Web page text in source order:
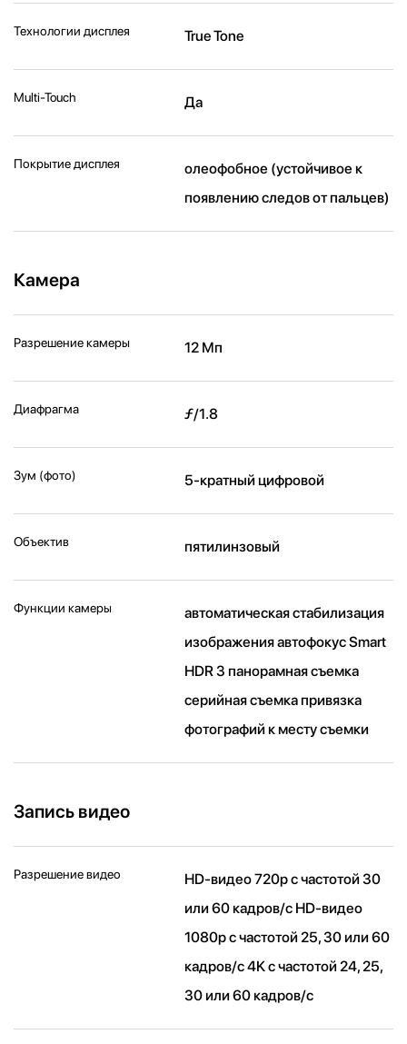
Технологии дисплея True Tone
Multi-Touch Да
Покрытие дисплея
олеофобное (устойчивое к
появлению следов от пальцев)
Камера
Разрешение камеры 12 Мп
Диафрагма ƒ/1.8
Зум (фото) 5-кратный цифровой
Объектив пятилинзовый
Функции камеры
автоматическая стабилизация
изображения автофокус Smart
HDR 3 панорамная съемка
серийная съемка привязка
фотографий к месту съемки
Запись видео
Разрешение видео
HD-видео 720p с частотой 30
или 60 кадров/ с HD-видео
1080p с частотой 25, 30 или 60
кадров/ с 4K с частотой 24, 25,
30 или 60 кадров/ с